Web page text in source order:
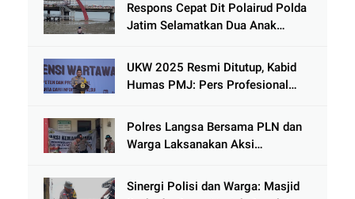
Respons Cepat Dit Polairud Polda
Jatim Selamatkan Dua Anak
Kenjeran
UKW 2025 Resmi Ditutup, Kabid
Humas PMJ: Pers Profesional
Hoaks
Polres Langsa Bersama PLN dan
Warga Laksanakan Aksi
Tamiang
Sinergi Polisi dan Warga: Masjid